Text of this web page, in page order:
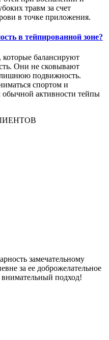
травм за счет
в точке приложения.
в тейпированной зоне?
которые балансируют
Они не сковывают
подвижность.
спортом и
активности тейпы
замечательному
за ее доброжелательное
подход!